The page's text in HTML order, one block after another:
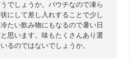
でしょうか。パウチなので凍ら
にして差し入れすることで少し
たい飲み物にもなるので暑い日
思います。味もたくさんあり選
るのではないでしょうか。